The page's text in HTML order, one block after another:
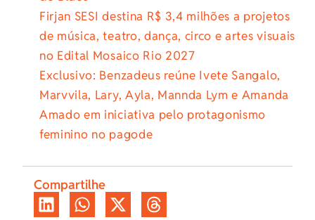
Firjan SESI destina R$ 3,4 milhões a projetos
de música, teatro, dança, circo e artes visuais
no Edital Mosaico Rio 2027
Exclusivo: Benzadeus reúne Ivete Sangalo,
Marvvila, Lary, Ayla, Mannda Lym e Amanda
Amado em iniciativa pelo protagonismo
feminino no pagode
Compartilhe